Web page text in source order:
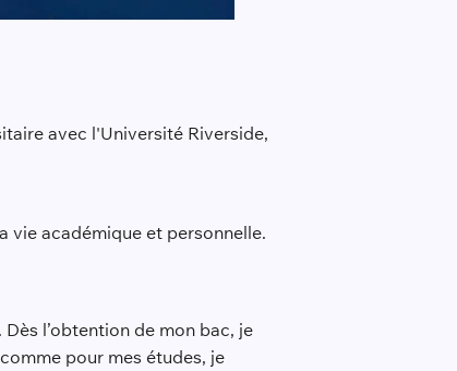
avec l'Université Riverside,
vie académique et personnelle.
l’obtention de mon bac, je
pour mes études, je